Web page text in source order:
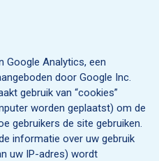
Google Analytics, een
door Google Inc.
gebruik van “cookies”
worden geplaatst) om de
gebruikers de site gebruiken.
informatie over uw gebruik
uw IP-adres) wordt